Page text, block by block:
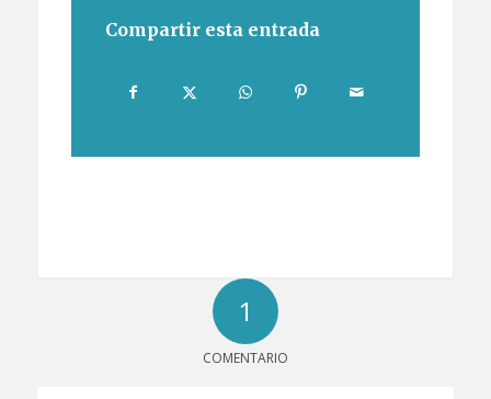
Compartir esta entrada
1
COMENTARIO